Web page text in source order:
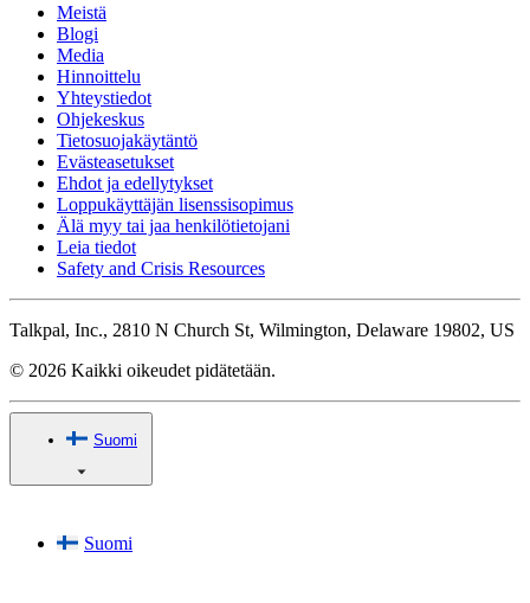
Meistä
Blogi
Media
Hinnoittelu
Yhteystiedot
Ohjekeskus
Tietosuojakäytäntö
Evästeasetukset
Ehdot ja edellytykset
Loppukäyttäjän lisenssisopimus
Älä myy tai jaa henkilötietojani
Leia tiedot
Safety and Crisis Resources
Talkpal, Inc., 2810 N Church St, Wilmington, Delaware 19802, US
© 2026 Kaikki oikeudet pidätetään.
Suomi
Suomi